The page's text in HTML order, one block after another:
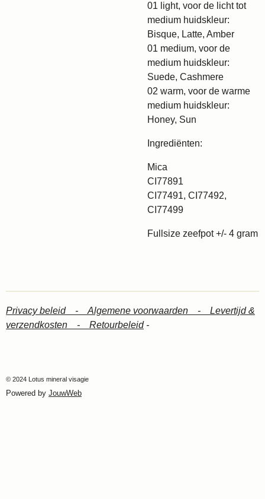
01 light, voor de licht tot
medium huidskleur:
Bisque, Latte, Amber
01 medium, voor de
medium huidskleur:
Suede, Cashmere
02 warm, voor de warme
medium huidskleur:
Honey, Sun
Ingrediënten:
Mica
CI77891
CI77491, CI77492,
CI77499
Fullsize zeefpot +/- 4 gram
Privacy beleid - Algemene voorwaarden - Levertijd &
verzendkosten - Retourbeleid-
© 2024 Lotus mineral visagie
Powered by JouwWeb